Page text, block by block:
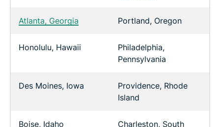
Atlanta, Georgia Portland, Oregon
Honolulu, Hawaii
Philadelphia,
Pennsylvania
Des Moines, Iowa
Providence, Rhode
Island
Boise, Idaho
Charleston, South